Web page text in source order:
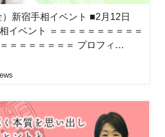
新宿手相イベント ■2月12日
イベント ＝＝＝＝＝＝＝＝＝＝
＝＝＝＝＝＝＝ プロフィ…